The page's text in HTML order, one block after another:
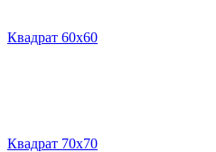
Квадрат 60х60
Квадрат 70х70